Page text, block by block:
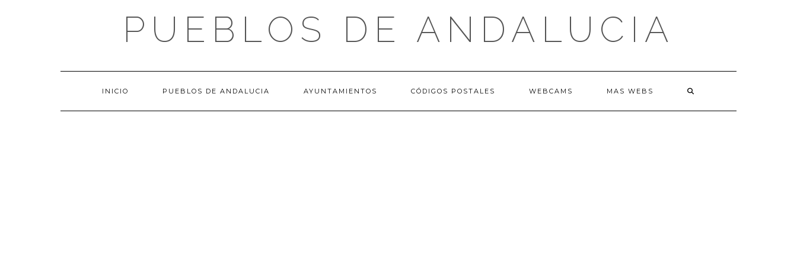
PUEBLOS DE ANDALUCIA
INICIO PUEBLOS DE ANDALUCIA AYUNTAMIENTOS CÓDIGOS POSTALES WEBCAMS MAS WEBS